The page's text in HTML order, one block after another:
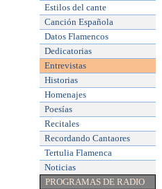
Estilos del cante
Canción Española
Datos Flamencos
Dedicatorias
Entrevistas
Historias
Homenajes
Poesías
Recitales
Recordando Cantaores
Tertulia Flamenca
Noticias
PROGRAMAS DE RADIO